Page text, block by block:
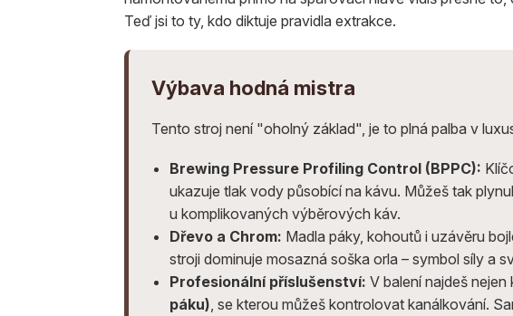
Teď jsi to ty, kdo diktuje pravidla extrakce.
Výbava hodná mistra
Tento stroj není "oholný základ", je to plná palba v
Brewing Pressure Profiling Control (BPPC):
ukazuje tlak vody působící na kávu. Můžeš tak
u komplikovaných výběrových káv.
Dřevo a Chrom: Madla páky, kohoutů i uzávěru
stroji dominuje mosazná soška orla – symbol síly a
Profesionální příslušenství: V balení najdeš nejen
páku) , se kterou můžeš kontrolovat kanálkování.